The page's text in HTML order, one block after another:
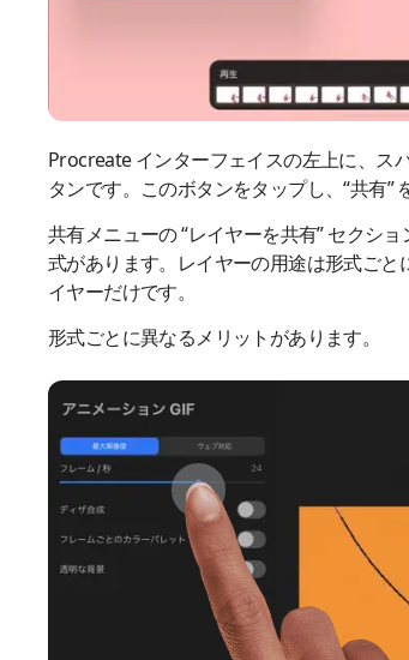
Procreate インターフェイスの左上に、ス
タンです。このボタンをタップし、“共有”
共有メニューの “レイヤーを共有” セクシ
式があります。レイヤーの用途は形式ご
イヤーだけです。
形式ごとに異なるメリットがあります。